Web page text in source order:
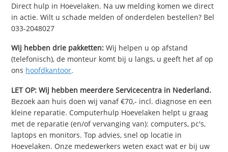
Direct hulp in Hoevelaken. Na uw melding komen we direct
in actie. Wilt u schade melden of onderdelen bestellen? Bel
033-2048027
Wij hebben drie pakketten: Wij helpen u op afstand
(telefonisch), de monteur komt bij u langs, u geeft het af op
ons hoofdkantoor.
LET OP: Wij hebben meerdere Servicecentra in Nederland.
Bezoek aan huis doen wij vanaf €70,- incl. diagnose en een
kleine reparatie. Computerhulp Hoevelaken helpt u graag
met de reparatie (en/of vervanging van): computers, pc's,
laptops en monitors. Top advies, snel op locatie in
Hoevelaken. Onze medewerkers weten exact wat er bij uw